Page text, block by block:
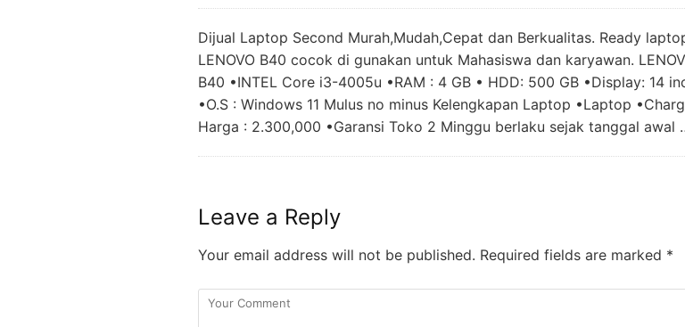
Dijual Laptop Second Murah,Mudah,Cepat dan Berkualitas. Ready
LENOVO B40 cocok di gunakan untuk Mahasiswa dan karyawan.
B40 •INTEL Core i3-4005u •RAM : 4 GB • HDD: 500 GB •Display: 14
•O.S : Windows 11 Mulus no minus Kelengkapan Laptop •Laptop
Harga : 2.300,000 •Garansi Toko 2 Minggu berlaku sejak tanggal awal
Leave a Reply
Your email address will not be published. Required fields are marked *